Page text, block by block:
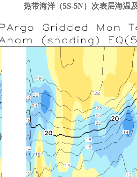
热带海洋（5S-5N）次表层海温